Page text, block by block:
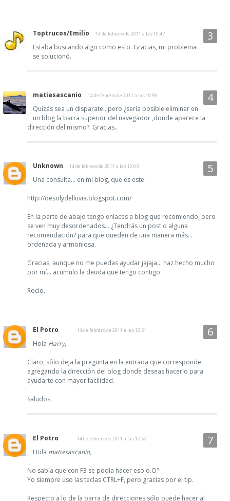
Toptrucos/Emilio 14 de febrero de 2011 a las 10:47
Estaba buscando algo como esto. Gracias, mi problema
se solucionó.
matiasascanio 14 de febrero de 2011 a las 10:59
Quizás sea un disparate...pero ¿sería posible eliminar en
un blog la barra superior del navegador ,donde aparece la
dirección del mismo?. Gracias..
Unknown 14 de febrero de 2011 a las 12:03
Una consulta... en mi blog, que es este:
http://desolydelluvia.blogspot.com/
En la parte de abajo tengo enlaces a blog que recomiendo, pero
se ven muy desordenados... ¿Tendrás un post o alguna
recomendación? para que queden de una manera más...
ordenada y armoniosa.
Gracias, aunque no me puedas ayudar jajaja... haz hecho mucho
por mí... acumulo la deuda que tengo contigo.
Rocío.
El Potro 14 de febrero de 2011 a las 12:51
Hola Harry,
Claro, sólo deja la pregunta en la entrada que corresponde
agregando la dirección del blog donde deseas hacerlo para
ayudarte con mayor facilidad.
Saludos.
El Potro 14 de febrero de 2011 a las 12:52
Hola matiasascanio,
No sabía que con F3 se podía hacer eso o.O?
Yo siempre uso las teclas CTRL+F, pero gracias por el tip.
Respecto a lo de la barra de direcciones sólo puede hacer al